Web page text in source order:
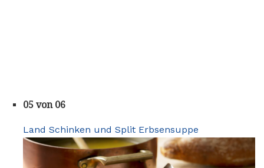
05 von 06
Land Schinken und Split Erbsensuppe